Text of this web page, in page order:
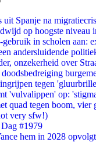
Spanje na
op hoogste niveau
in scholen aan:
andersluidende
onzekerheid over
tegen
'vulvalippen' op:
quad tegen boom, vier
very sfw!)
#1979
hem in 2028 opvolgt